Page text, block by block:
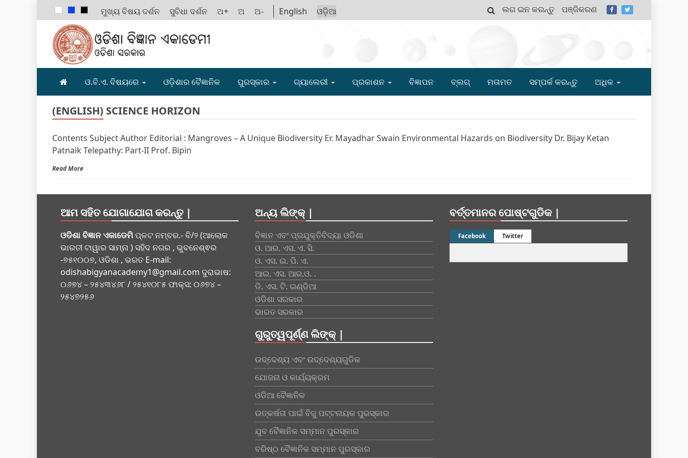
ମୁଖ୍ୟ ବିଷୟ ଦର୍ଶନ ସୁବିଧା ଦର୍ଶନ ଅ+ ଅ ଅ- English ଓଡ଼ିଆ ଲଗ ଇନ କରନ୍ତୁ ପଞ୍ଜିକରଣ
ODISHA BIGYAN ACADEMY
ଓ.ବି.ଏ. ବିଷୟରେ ଓଡ଼ିଶାର ବୈଜ୍ଞାନିକ ପୁରସ୍କାର ଗ୍ୟାଲେରୀ ପ୍ରକାଶନ ବିଜ୍ଞାପନ ବ୍ଲଗ୍ ମତାମତ ସମ୍ପର୍କ କରନ୍ତୁ ଅଧିକ
(ENGLISH) SCIENCE HORIZON
Contents Subject Author Editorial : Mangroves – A Unique Biodiversity Er. Mayadhar Swain Environmental Hazards on Biodiversity Dr. Bijay Ketan
Patnaik Telepathy: Part-II Prof. Bipin
Read More
ଆମ ସହିତ ଯୋଗାଯୋଗ କରନ୍ତୁ |
ଓଡିଶା ବିଜ୍ଞାନ ଏକାଡେମିପ୍ଳଟ ନମ୍ବର.- ବି/୨ (ଆଲୋକ
ଭାରତୀ ଟାୱାର ସାମ୍ନା ) ସହିଦ ନଗର , ଭୁବନେଶ୍ଵର
-୭୫୧୦୦୭, ଓଡିଶା , ଭରତ E-mail:
odishabigyanacademy1@gmail.com ଦୁରାଭାଷ:
୦୬୭୪ – ୨୫୪୩୪୬୮ / ୨୫୪୧୦୮୫ ଫାକ୍ସ: ୦୬୭୪ –
୨୫୪୭୨୫୬
ଅନ୍ୟ ଲିଙ୍କ୍ |
ବିଜ୍ଞାନ ଏବଂ ପ୍ରଯୁକ୍ତିବିଦ୍ୟା ଓଡିଶା
ଓ. ଆର. ଏସ. ଏ. ସି.
ଓ. ଏସ. ଇ. ପି. ଏ.
ଆଇ. ଏସ. ଆର.ଓ. .
ଡି. ଏସ. ଟି. ଇଣ୍ଡିଆ
ଓଡିଶା ସରକାର
ଭାରତ ସରକାର
ଗୁରୁତ୍ୱପୂର୍ଣ୍ଣ ଲିଙ୍କ୍ |
ଉଦ୍ଦେଶ୍ୟ ଏବଂ ଉଦ୍ଦେଶ୍ୟଗୁଡିକ
ଯୋଜନା ଓ କାର୍ଯ୍ୟକ୍ରମ
ଓଡିଆ ବୈଜ୍ଞାନିକ
ଉତ୍କର୍ଷତା ପାଇଁ ବିଜୁ ପଟ୍ଟନାୟକ ପୁରସ୍କାର
ଯୁବ ବୈଜ୍ଞାନିକ ସମ୍ମାନ ପୁରସ୍କାର
ବରିଷ୍ଠ ବୈଜ୍ଞାନିକ ସମ୍ମାନ ପୁରସ୍କାର
ବର୍ତ୍ତମାନର ପୋଷ୍ଟଗୁଡିକ |
Facebook Twitter